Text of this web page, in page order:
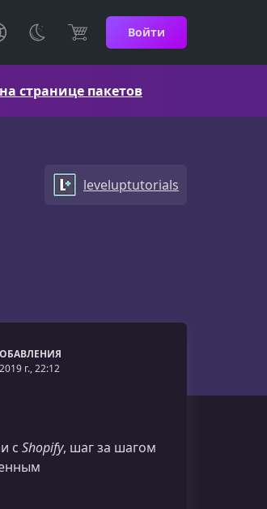
Войти
на странице пакетов
leveluptutorials
г., 22:12
с Shopify, шаг за шагом